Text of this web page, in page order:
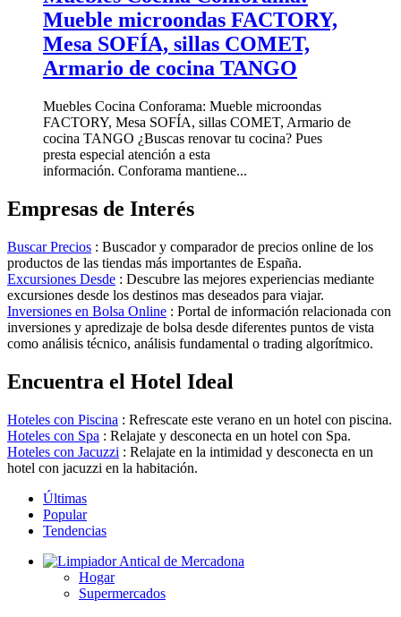
Mueble microondas FACTORY,
Mesa SOFÍA, sillas COMET,
Armario de cocina TANGO
Muebles Cocina Conforama: Mueble microondas
FACTORY, Mesa SOFÍA, sillas COMET, Armario de
cocina TANGO ¿Buscas renovar tu cocina? Pues
presta especial atención a esta
información. Conforama mantiene...
Empresas de Interés
Buscar Precios : Buscador y comparador de precios online de los
productos de las tiendas más importantes de España.
Excursiones Desde : Descubre las mejores experiencias mediante
excursiones desde los destinos mas deseados para viajar.
Inversiones en Bolsa Online : Portal de información relacionada con
inversiones y apredizaje de bolsa desde diferentes puntos de vista
como análisis técnico, análisis fundamental o trading algorítmico.
Encuentra el Hotel Ideal
Hoteles con Piscina : Refrescate este verano en un hotel con piscina.
Hoteles con Spa : Relajate y desconecta en un hotel con Spa.
Hoteles con Jacuzzi : Relajate en la intimidad y desconecta en un
hotel con jacuzzi en la habitación.
Últimas
Popular
Tendencias
Hogar
Supermercados